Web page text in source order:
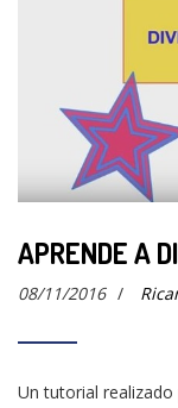
APRENDE A
08/11/2016 /
Un tutorial realizado